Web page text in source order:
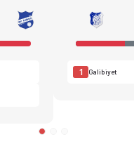
1 Galibiyet